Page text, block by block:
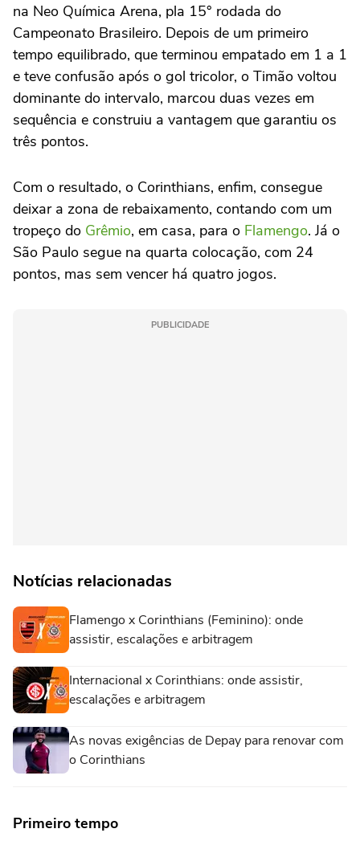
na Neo Química Arena, pla 15° rodada do
Campeonato Brasileiro. Depois de um primeiro
tempo equilibrado, que terminou empatado em 1 a 1
e teve confusão após o gol tricolor, o Timão voltou
dominante do intervalo, marcou duas vezes em
sequência e construiu a vantagem que garantiu os
três pontos.
Com o resultado, o Corinthians, enfim, consegue
deixar a zona de rebaixamento, contando com um
tropeço do Grêmio, em casa, para o Flamengo. Já o
São Paulo segue na quarta colocação, com 24
pontos, mas sem vencer há quatro jogos.
PUBLICIDADE
Notícias relacionadas
Flamengo x Corinthians (Feminino): onde
assistir, escalações e arbitragem
Internacional x Corinthians: onde assistir,
escalações e arbitragem
As novas exigências de Depay para renovar com
o Corinthians
Primeiro tempo